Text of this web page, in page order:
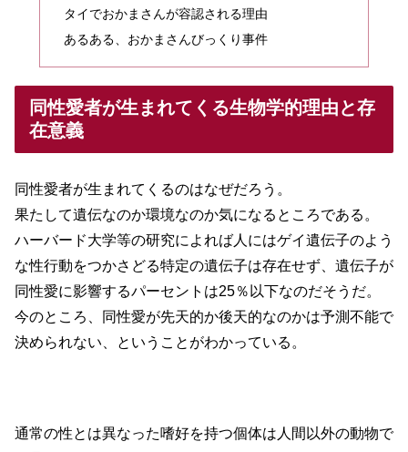
タイでおかまさんが容認される理由
あるある、おかまさんびっくり事件
同性愛者が生まれてくる生物学的理由と存
在意義
同性愛者が生まれてくるのはなぜだろう。
果たして遺伝なのか環境なのか気になるところである。
ハーバード大学等の研究によれば人にはゲイ遺伝子のよう
な性行動をつかさどる特定の遺伝子は存在せず、遺伝子が
同性愛に影響するパーセントは25％以下なのだそうだ。
今のところ、同性愛が先天的か後天的なのかは予測不能で
決められない、ということがわかっている。
通常の性とは異なった嗜好を持つ個体は人間以外の動物で